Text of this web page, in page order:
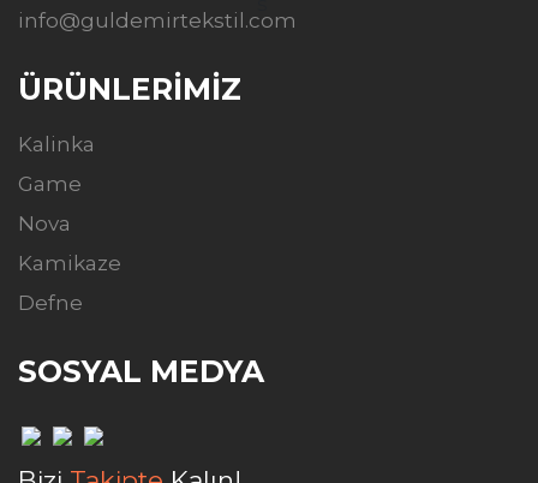
info@guldemirtekstil.com
ÜRÜNLERİMİZ
Kalinka
Game
Nova
Kamikaze
Defne
SOSYAL MEDYA